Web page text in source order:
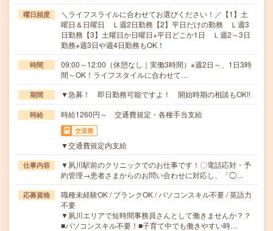
曜日頻度
＼ライフスライルに合わせてお選びください！／【1】土
曜日＆日曜日 Ｌ週2日勤務【2】平日だけの勤務 Ｌ週3
日勤務【3】土曜日か日曜日+平日どこか1日 Ｌ週2～3日
勤務※週3日や週4日勤務もOK！
時間
09:00～12:00（休憩なし｜実働3時間）※週2日～、1日3時
間～OK！ライフスタイルに合わせて…
期間 ▼急募！ 即日勤務可能ですよ！ 開始時期の相談もOK!!
時給 時給1260円～ 交通費規定・各種手当支給
交通費
▼交通費規定内支給
仕事内容
▼夙川駅前のクリニックでのお仕事です！〇電話応対・予
約管理→患者さまからのお問い合わせに対応し、「◯…
応募資格
職種未経験OK / ブランクOK / パソコンスキル不要 / 英語力
不要
▼夙川エリアで短時間事務員さんとして働きませんか？？
■パソコンスキル不要！■子育て中でも働きやすい時…